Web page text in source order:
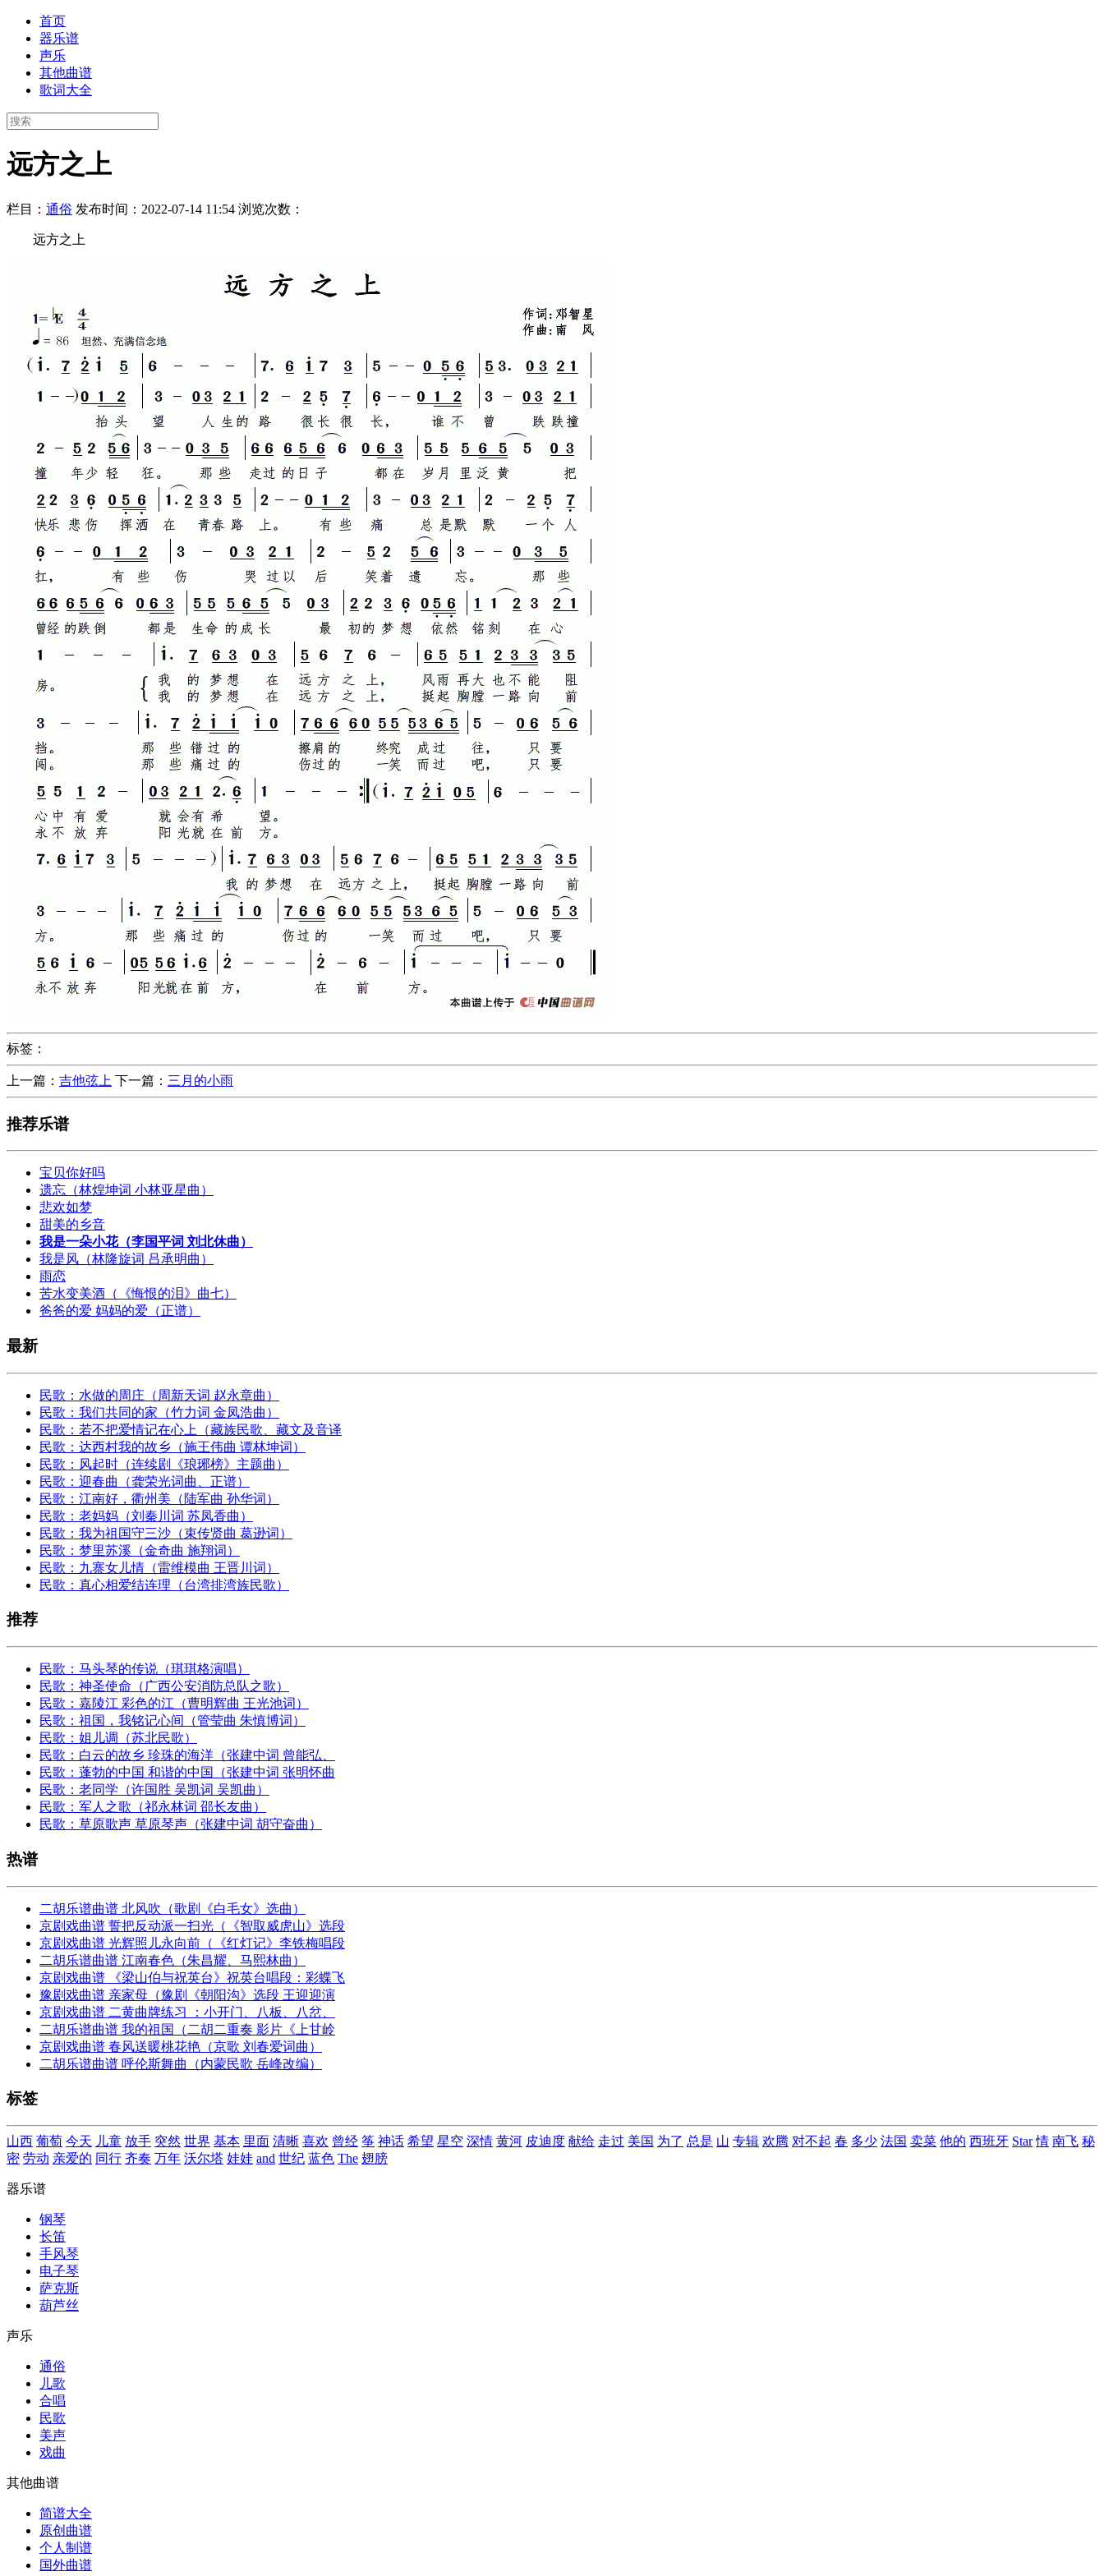
首页
器乐谱
声乐
其他曲谱
歌词大全
远方之上
栏目： 通俗 发布时间：2022-07-14 11:54 浏览次数：
远方之上
标签：
上一篇： 吉他弦上 下一篇： 三月的小雨
推荐乐谱
宝贝你好吗
遗忘（林煌坤词 小林亚星曲）
悲欢如梦
甜美的乡音
我是一朵小花（李国平词 刘北休曲）
我是风（林隆旋词 吕承明曲）
雨恋
苦水变美酒（《悔恨的泪》曲七）
爸爸的爱 妈妈的爱（正谱）
最新
民歌：水做的周庄（周新天词 赵永章曲）
民歌：我们共同的家（竹力词 金凤浩曲）
民歌：若不把爱情记在心上（藏族民歌、藏文及音译
民歌：达西村我的故乡（施王伟曲 谭林坤词）
民歌：风起时（连续剧《琅琊榜》主题曲）
民歌：迎春曲（龚荣光词曲、正谱）
民歌：江南好，衢州美（陆军曲 孙华词）
民歌：老妈妈（刘秦川词 苏凤香曲）
民歌：我为祖国守三沙（束传贤曲 葛逊词）
民歌：梦里苏溪（金奇曲 施翔词）
民歌：九寨女儿情（雷维模曲 王晋川词）
民歌：真心相爱结连理（台湾排湾族民歌）
推荐
民歌：马头琴的传说（琪琪格演唱）
民歌：神圣使命（广西公安消防总队之歌）
民歌：嘉陵江 彩色的江（曹明辉曲 王光池词）
民歌：祖国，我铭记心间（管莹曲 朱慎博词）
民歌：姐儿调（苏北民歌）
民歌：白云的故乡 珍珠的海洋（张建中词 曾能弘、
民歌：蓬勃的中国 和谐的中国（张建中词 张明怀曲
民歌：老同学（许国胜 吴凯词 吴凯曲）
民歌：军人之歌（祁永林词 邵长友曲）
民歌：草原歌声 草原琴声（张建中词 胡守奋曲）
热谱
二胡乐谱曲谱 北风吹（歌剧《白毛女》选曲）
京剧戏曲谱 誓把反动派一扫光（《智取威虎山》选段
京剧戏曲谱 光辉照儿永向前（《红灯记》李铁梅唱段
二胡乐谱曲谱 江南春色（朱昌耀、马熙林曲）
京剧戏曲谱 《梁山伯与祝英台》祝英台唱段：彩蝶飞
豫剧戏曲谱 亲家母（豫剧《朝阳沟》选段 王迎迎演
京剧戏曲谱 二黄曲牌练习 ：小开门、八板、八岔、
二胡乐谱曲谱 我的祖国（二胡二重奏 影片《上甘岭
京剧戏曲谱 春风送暖桃花艳（京歌 刘春爱词曲）
二胡乐谱曲谱 呼伦斯舞曲（内蒙民歌 岳峰改编）
标签
山西 葡萄 今天 儿童 放手 突然 世界 基本 里面 清晰 喜欢 曾经 筝 神话 希望 星空 深情 黄河 皮迪度 献给 走过 美国 为了 总是 山 专辑 欢腾 对不起 春 多少 法国 卖菜 他的 西班牙 Star 情 南飞 秘
密 劳动 亲爱的 同行 齐奏 万年 沃尔塔 娃娃 and 世纪 蓝色 The 翅膀
器乐谱
钢琴
长笛
手风琴
电子琴
萨克斯
葫芦丝
声乐
通俗
儿歌
合唱
民歌
美声
戏曲
其他曲谱
简谱大全
原创曲谱
个人制谱
国外曲谱